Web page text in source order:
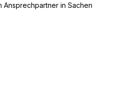
Ansprechpartner in Sachen